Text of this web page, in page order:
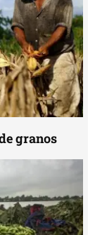
granos